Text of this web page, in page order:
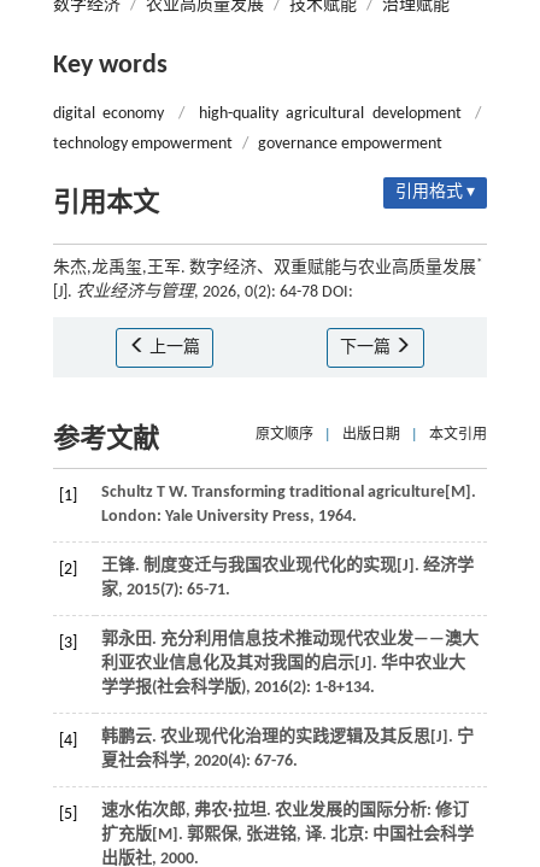
数字经济 / 农业高质量发展 / 技术赋能 / 治理赋能
Key words
digital economy / high-quality agricultural development
/
technology empowerment / governance empowerment
引用本文 引用格式 ▾
朱杰,龙禹玺,王军. 数字经济、双重赋能与农业高质量发展*
[J]. 农业经济与管理, 2026, 0(2): 64-78 DOI:
上一篇 下一篇
参考文献 原文顺序 出版日期 本文引用
[1] Schultz T W. Transforming traditional agriculture[M].
London: Yale University Press, 1964.
[2] 王锋. 制度变迁与我国农业现代化的实现[J]. 经济学
家, 2015(7): 65-71.
[3]
郭永田. 充分利用信息技术推动现代农业发——澳大
利亚农业信息化及其对我国的启示[J]. 华中农业大
学学报(社会科学版), 2016(2): 1-8+134.
[4] 韩鹏云. 农业现代化治理的实践逻辑及其反思[J]. 宁
夏社会科学, 2020(4): 67-76.
[5] 速水佑次郎, 弗农·拉坦. 农业发展的国际分析: 修订
扩充版[M]. 郭熙保, 张进铭, 译. 北京: 中国社会科学
出版社, 2000.